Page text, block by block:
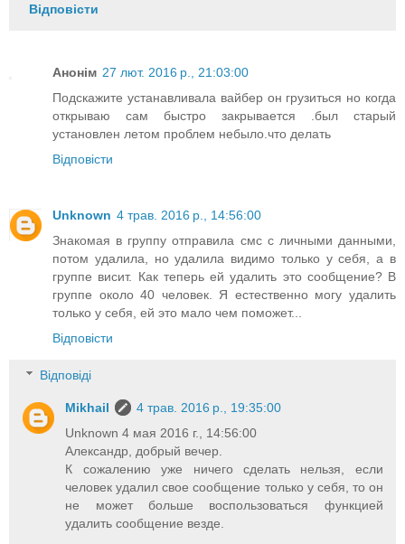
Відповісти
Анонім 27 лют. 2016 р., 21:03:00
Подскажите устанавливала вайбер он грузиться но когда
открываю сам быстро закрывается .был старый
установлен летом проблем небыло.что делать
Відповісти
Unknown 4 трав. 2016 р., 14:56:00
Знакомая в группу отправила смс с личными данными,
потом удалила, но удалила видимо только у себя, а в
группе висит. Как теперь ей удалить это сообщение? В
группе около 40 человек. Я естественно могу удалить
только у себя, ей это мало чем поможет...
Відповісти
Відповіді
Mikhail
4 трав. 2016 р., 19:35:00
Unknown 4 мая 2016 г., 14:56:00
Александр, добрый вечер.
К сожалению уже ничего сделать нельзя, если
человек удалил свое сообщение только у себя, то он
не может больше воспользоваться функцией
удалить сообщение везде.